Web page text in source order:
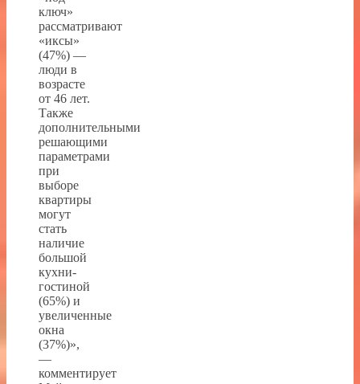
ключ»
рассматривают
«иксы»
(47%) —
люди в
возрасте
от 46 лет.
Также
дополнительными
решающими
параметрами
при
выборе
квартиры
могут
стать
наличие
большой
кухни-
гостиной
(65%) и
увеличенные
окна
(37%)»,
—
комментирует